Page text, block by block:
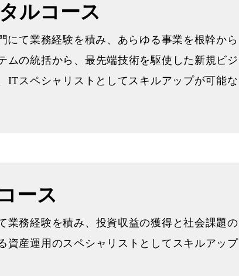
ルコース
にて業務経験を積み、あらゆる事業を根幹から
ムの統括から、最先端技術を駆使した新規ビジ
ITスペシャリストとしてスキルアップが可能な
ース
業務経験を積み、投資収益の獲得と社会課題の
資産運用のスペシャリストとしてスキルアップ